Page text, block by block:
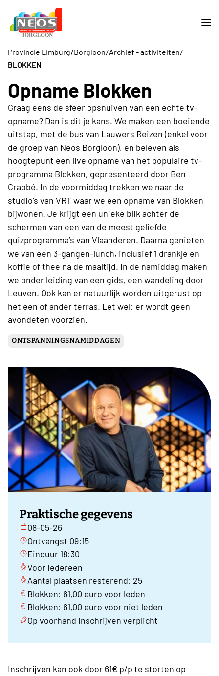
Provincie Limburg/Borgloon/Archief - activiteiten/
BLOKKEN
Opname Blokken
Graag eens de sfeer opsnuiven van een echte tv-
opname? Dan is dit je kans. We maken een boeiende
uitstap, met de bus van Lauwers Reizen (enkel voor
de groep van Neos Borgloon), en beleven als
hoogtepunt een live opname van het populaire tv-
programma Blokken, gepresenteerd door Ben
Crabbé. In de voormiddag trekken we naar de
studio’s van VRT waar we een opname van Blokken
bijwonen. Je krijgt een unieke blik achter de
schermen van een van de meest geliefde
quizprogramma’s van Vlaanderen. Daarna genieten
we van een 3-gangen-lunch, inclusief 1 drankje en
koffie of thee na de maaltijd. In de namiddag maken
we onder leiding van een gids, een wandeling door
Leuven. Ook kan er natuurlijk worden uitgerust op
het een of ander terras. Let wel: er wordt geen
avondeten voorzien.
ONTSPANNINGSNAMIDDAGEN
Praktische gegevens
08-05-26
Ontvangst 09:15
Einduur 18:30
Voor iedereen
Aantal plaatsen resterend: 25
Blokken: 61,00 euro voor leden
Blokken: 61,00 euro voor niet leden
Op voorhand inschrijven verplicht
Inschrijven kan ook door 61€ p/p te storten op